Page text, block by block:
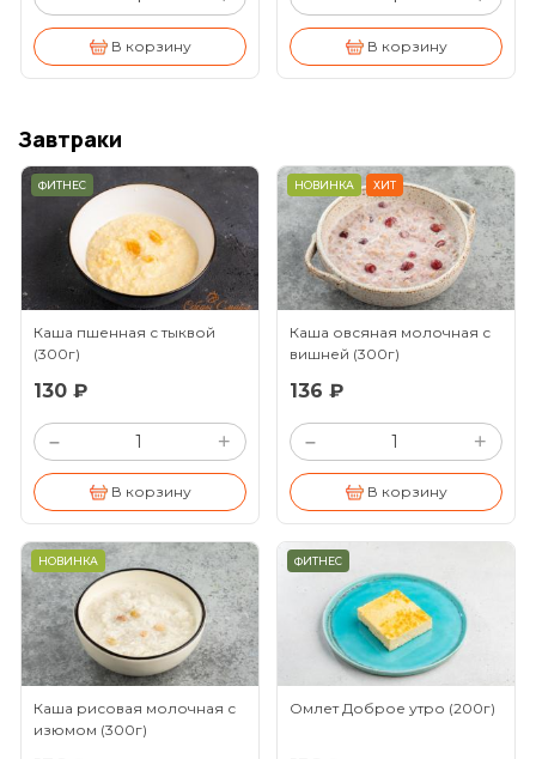
В корзину В корзину
Завтраки
ФИТНЕС
Каша пшенная с тыквой
(300г)
130 ₽
– +
В корзину
НОВИНКА ХИТ
Каша овсяная молочная с
вишней (300г)
136 ₽
– +
В корзину
НОВИНКА
Каша рисовая молочная с
изюмом (300г)
ФИТНЕС
Омлет Доброе утро (200г)